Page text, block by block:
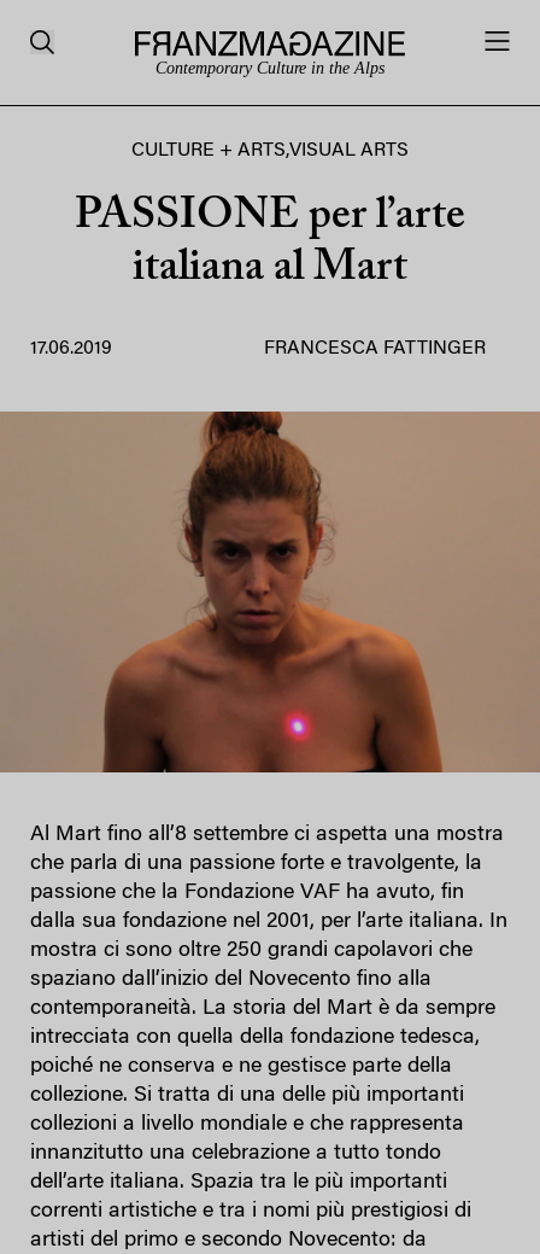
Contemporary Culture in the Alps
CULTURE + ARTS,VISUAL ARTS
PASSIONE per l’arte
italiana al Mart
17.06.2019 FRANCESCA FATTINGER
Al Mart fino all’8 settembre ci aspetta una mostra
che parla di una passione forte e travolgente, la
passione che la Fondazione VAF ha avuto, fin
dalla sua fondazione nel 2001, per l’arte italiana. In
mostra ci sono oltre 250 grandi capolavori che
spaziano dall’inizio del Novecento fino alla
contemporaneità. La storia del Mart è da sempre
intrecciata con quella della fondazione tedesca,
poiché ne conserva e ne gestisce parte della
collezione. Si tratta di una delle più importanti
collezioni a livello mondiale e che rappresenta
innanzitutto una celebrazione a tutto tondo
dell’arte italiana. Spazia tra le più importanti
correnti artistiche e tra i nomi più prestigiosi di
artisti del primo e secondo Novecento: da